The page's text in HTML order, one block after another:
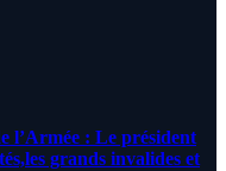
l’Armée : Le président
grands invalides et